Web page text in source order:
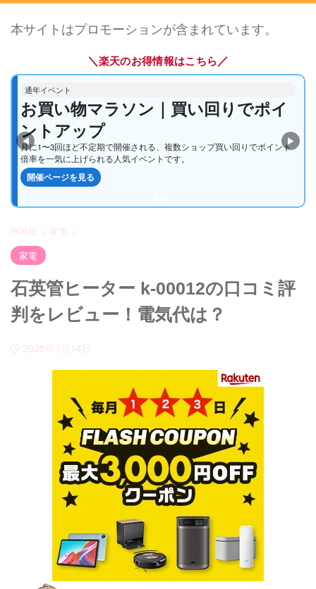
本サイトはプロモーションが含まれています。
＼楽天のお得情報はこちら／
通年イベント
5と0のつく日｜楽天カードでポイン
トアップ
毎月5・10・15・20・25・30日は、エントリー＆楽天カード利用でいつも
のお買い物がさらにお得になる定番企画です。
開催ページを見る
◀ ▶
HOME > 家電
>
家電
石英管ヒーター k-00012の口コミ評
判をレビュー！電気代は？
2025年1月14日